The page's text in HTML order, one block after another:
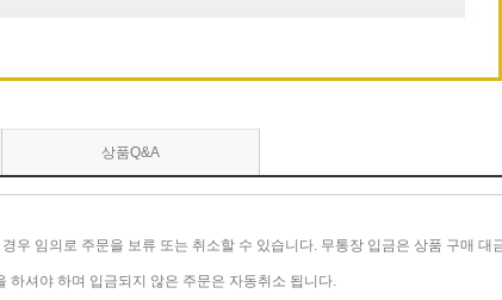
상품Q&A
임의로 주문을 보류 또는 취소할 수 있습니다. 무통장 입금은 상품 구매 대
하셔야 하며 입금되지 않은 주문은 자동취소 됩니다.